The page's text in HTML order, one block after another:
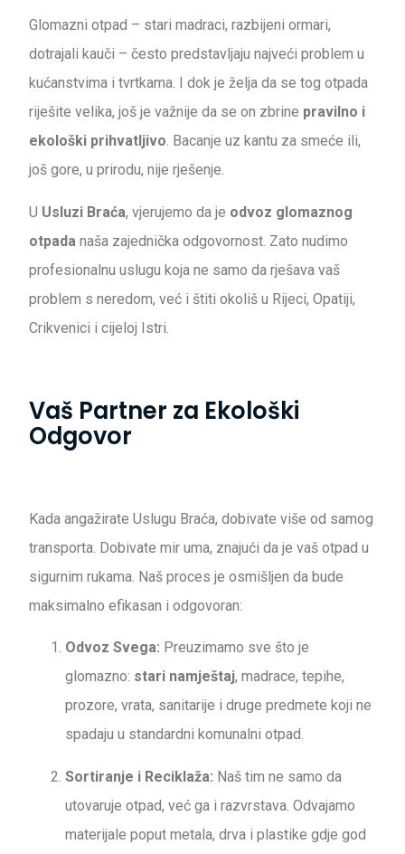
Glomazni otpad – stari madraci, razbijeni ormari,
dotrajali kauči – često predstavljaju najveći problem u
kućanstvima i tvrtkama. I dok je želja da se tog otpada
riješite velika, još je važnije da se on zbrine pravilno i
ekološki prihvatljivo. Bacanje uz kantu za smeće ili,
još gore, u prirodu, nije rješenje.
U Usluzi Braća, vjerujemo da je odvoz glomaznog
otpada naša zajednička odgovornost. Zato nudimo
profesionalnu uslugu koja ne samo da rješava vaš
problem s neredom, već i štiti okoliš u Rijeci, Opatiji,
Crikvenici i cijeloj Istri.
Vaš Partner za Ekološki
Odgovor
Kada angažirate Uslugu Braća, dobivate više od samog
transporta. Dobivate mir uma, znajući da je vaš otpad u
sigurnim rukama. Naš proces je osmišljen da bude
maksimalno efikasan i odgovoran:
Odvoz Svega: Preuzimamo sve što je
glomazno: stari namještaj, madrace, tepihe,
prozore, vrata, sanitarije i druge predmete koji ne
spadaju u standardni komunalni otpad.
Sortiranje i Reciklaža: Naš tim ne samo da
utovaruje otpad, već ga i razvrstava. Odvajamo
materijale poput metala, drva i plastike gdje god